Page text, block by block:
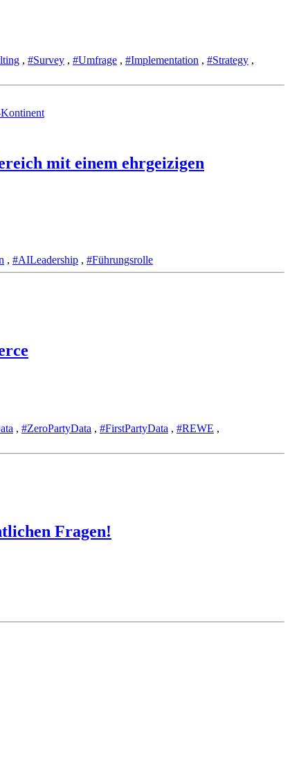
, #Survey , #Umfrage , #Implementation , #Strategy ,
mit einem ehrgeizigen
, #AILeadership , #Führungsrolle
, #ZeroPartyData , #FirstPartyData , #REWE ,
Fragen!